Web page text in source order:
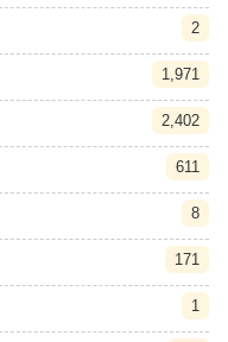
2
1,971
2,402
611
8
171
1